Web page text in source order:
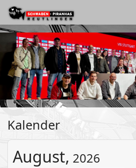
Kalender
August, 2026